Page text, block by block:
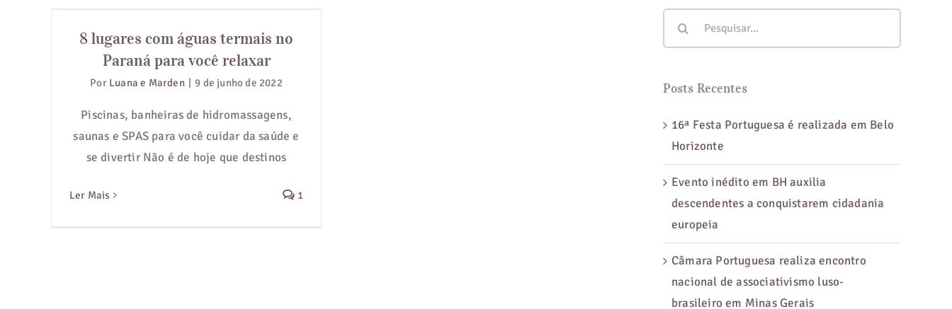
Paraná para você relaxar
8 lugares com águas termais no
Paraná para você relaxar
Por Luana e Marden | 9 de junho de 2022
Piscinas, banheiras de hidromassagens,
saunas e SPAS para você cuidar da saúde e
se divertir Não é de hoje que destinos
Ler Mais 1
Posts Recentes
16ª Festa Portuguesa é realizada em Belo
Horizonte
Evento inédito em BH auxilia
descendentes a conquistarem cidadania
europeia
Câmara Portuguesa realiza encontro
nacional de associativismo luso-
brasileiro em Minas Gerais